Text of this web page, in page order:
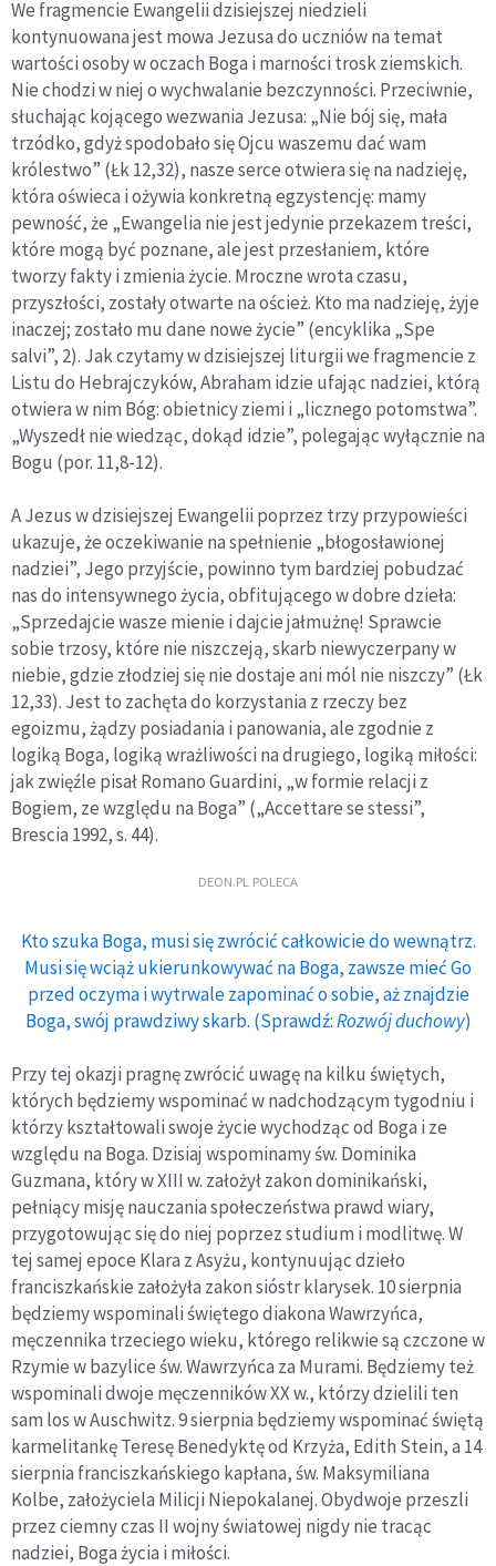
We fragmencie Ewangelii dzisiejszej niedzieli
kontynuowana jest mowa Jezusa do uczniów na temat
wartości osoby w oczach Boga i marności trosk ziemskich.
Nie chodzi w niej o wychwalanie bezczynności. Przeciwnie,
słuchając kojącego wezwania Jezusa: „Nie bój się, mała
trzódko, gdyż spodobało się Ojcu waszemu dać wam
królestwo” (Łk 12,32), nasze serce otwiera się na nadzieję,
która oświeca i ożywia konkretną egzystencję: mamy
pewność, że „Ewangelia nie jest jedynie przekazem treści,
które mogą być poznane, ale jest przesłaniem, które
tworzy fakty i zmienia życie. Mroczne wrota czasu,
przyszłości, zostały otwarte na oścież. Kto ma nadzieję, żyje
inaczej; zostało mu dane nowe życie” (encyklika „Spe
salvi”, 2). Jak czytamy w dzisiejszej liturgii we fragmencie z
Listu do Hebrajczyków, Abraham idzie ufając nadziei, którą
otwiera w nim Bóg: obietnicy ziemi i „licznego potomstwa”.
„Wyszedł nie wiedząc, dokąd idzie”, polegając wyłącznie na
Bogu (por. 11,8-12).
A Jezus w dzisiejszej Ewangelii poprzez trzy przypowieści
ukazuje, że oczekiwanie na spełnienie „błogosławionej
nadziei”, Jego przyjście, powinno tym bardziej pobudzać
nas do intensywnego życia, obfitującego w dobre dzieła:
„Sprzedajcie wasze mienie i dajcie jałmużnę! Sprawcie
sobie trzosy, które nie niszczeją, skarb niewyczerpany w
niebie, gdzie złodziej się nie dostaje ani mól nie niszczy” (Łk
12,33). Jest to zachęta do korzystania z rzeczy bez
egoizmu, żądzy posiadania i panowania, ale zgodnie z
logiką Boga, logiką wrażliwości na drugiego, logiką miłości:
jak zwięźle pisał Romano Guardini, „w formie relacji z
Bogiem, ze względu na Boga” („Accettare se stessi”,
Brescia 1992, s. 44).
DEON.PL POLECA
Kto szuka Boga, musi się zwrócić całkowicie do wewnątrz.
Musi się wciąż ukierunkowywać na Boga, zawsze mieć Go
przed oczyma i wytrwale zapominać o sobie, aż znajdzie
Boga, swój prawdziwy skarb. (Sprawdź:Rozwój duchowy)
Przy tej okazji pragnę zwrócić uwagę na kilku świętych,
których będziemy wspominać w nadchodzącym tygodniu i
którzy kształtowali swoje życie wychodząc od Boga i ze
względu na Boga. Dzisiaj wspominamy św. Dominika
Guzmana, który w XIII w. założył zakon dominikański,
pełniący misję nauczania społeczeństwa prawd wiary,
przygotowując się do niej poprzez studium i modlitwę. W
tej samej epoce Klara z Asyżu, kontynuując dzieło
franciszkańskie założyła zakon sióstr klarysek. 10 sierpnia
będziemy wspominali świętego diakona Wawrzyńca,
męczennika trzeciego wieku, którego relikwie są czczone w
Rzymie w bazylice św. Wawrzyńca za Murami. Będziemy też
wspominali dwoje męczenników XX w., którzy dzielili ten
sam los w Auschwitz. 9 sierpnia będziemy wspominać świętą
karmelitankę Teresę Benedyktę od Krzyża, Edith Stein, a 14
sierpnia franciszkańskiego kapłana, św. Maksymiliana
Kolbe, założyciela Milicji Niepokalanej. Obydwoje przeszli
przez ciemny czas II wojny światowej nigdy nie tracąc
nadziei, Boga życia i miłości.